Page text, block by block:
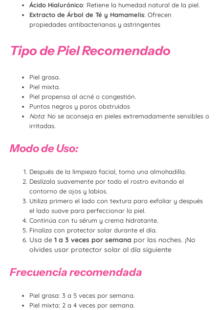
Ácido Hialurónico: Retiene la humedad natural de la piel.
Extracto de Árbol de Té y Hamamelis: Ofrecen
propiedades antibacterianas y astringentes
Tipo de Piel Recomendado
Piel grasa.
Piel mixta.
Piel propensa al acné o congestión.
Puntos negros y poros obstruidos
Nota: No se aconseja en pieles extremadamente sensibles o
irritadas.
Modo de Uso:
Después de la limpieza facial, toma una almohadilla.
Deslízala suavemente por todo el rostro evitando el
contorno de ojos y labios.
Utiliza primero el lado con textura para exfoliar y después
el lado suave para perfeccionar la piel.
Continúa con tu sérum y crema hidratante.
Finaliza con protector solar durante el día.
Usa de 1 a 3 veces por semana por las noches. ¡No
olvides usar protector solar al día siguiente
Frecuencia recomendada
Piel grasa: 3 a 5 veces por semana.
Piel mixta: 2 a 4 veces por semana.